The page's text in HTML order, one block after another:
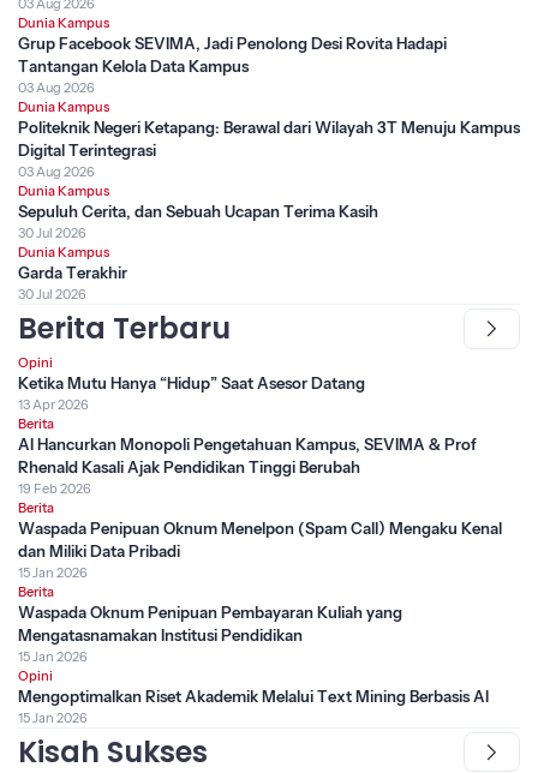
Dunia Kampus
Grup Facebook SEVIMA, Jadi Penolong Desi Rovita Hadapi
Tantangan Kelola Data Kampus
03 Aug 2026
Dunia Kampus
Politeknik Negeri Ketapang: Berawal dari Wilayah 3T Menuju Kampus
Digital Terintegrasi
03 Aug 2026
Dunia Kampus
Sepuluh Cerita, dan Sebuah Ucapan Terima Kasih
30 Jul 2026
Dunia Kampus
Garda Terakhir
30 Jul 2026
Berita Terbaru
Opini
Ketika Mutu Hanya “Hidup” Saat Asesor Datang
13 Apr 2026
Berita
AI Hancurkan Monopoli Pengetahuan Kampus, SEVIMA & Prof
Rhenald Kasali Ajak Pendidikan Tinggi Berubah
19 Feb 2026
Berita
Waspada Penipuan Oknum Menelpon (Spam Call) Mengaku Kenal
dan Miliki Data Pribadi
15 Jan 2026
Berita
Waspada Oknum Penipuan Pembayaran Kuliah yang
Mengatasnamakan Institusi Pendidikan
15 Jan 2026
Opini
Mengoptimalkan Riset Akademik Melalui Text Mining Berbasis AI
15 Jan 2026
Kisah Sukses